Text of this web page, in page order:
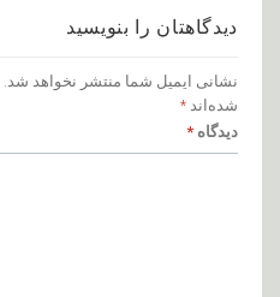
دیدگاهتان را بنویسید
نشانی ایمیل شما منتشر نخواهد شد.
شده‌اند *
دیدگاه *